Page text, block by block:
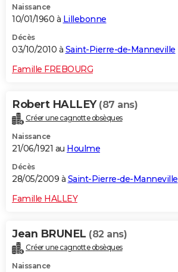
Naissance
10/01/1960 à Lillebonne
Décès
03/10/2010 à Saint-Pierre-de-Manneville
Famille FREBOURG
Robert HALLEY (87 ans)
Créer une cagnotte obsèques
Naissance
21/06/1921 au Houlme
Décès
28/05/2009 à Saint-Pierre-de-Manneville
Famille HALLEY
Jean BRUNEL (82 ans)
Créer une cagnotte obsèques
Naissance